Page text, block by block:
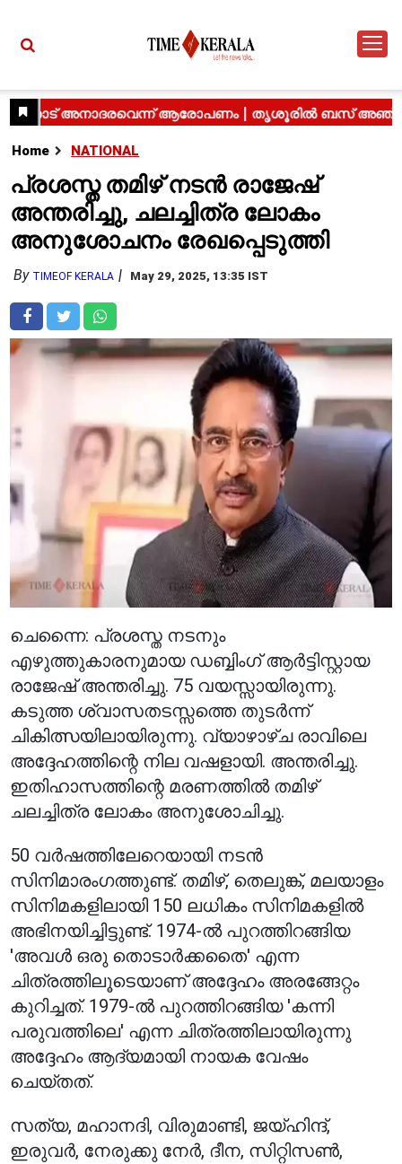
Home NATIONAL
പ്രശസ്ത തമിഴ് നടൻ രാജേഷ്
അന്തരിച്ചു, ചലച്ചിത്ര ലോകം
അനുശോചനം രേഖപ്പെടുത്തി
By TIMEOF KERALA May 29, 2025, 13:35 IST
ചെന്നൈ: പ്രശസ്ത നടനും
എഴുത്തുകാരനുമായ ഡബ്ബിംഗ് ആർട്ടിസ്റ്റായ
രാജേഷ് അന്തരിച്ചു. 75 വയസ്സായിരുന്നു.
കടുത്ത ശ്വാസതടസ്സത്തെ തുടർന്ന്
ചികിത്സയിലായിരുന്നു. വ്യാഴാഴ്ച രാവിലെ
അദ്ദേഹത്തിന്റെ നില വഷളായി. അന്തരിച്ചു.
ഇതിഹാസത്തിന്റെ മരണത്തിൽ തമിഴ്
ചലച്ചിത്ര ലോകം അനുശോചിച്ചു.
50 വർഷത്തിലേറെയായി നടൻ
സിനിമാരംഗത്തുണ്ട്. തമിഴ്, തെലുങ്ക്, മലയാളം
സിനിമകളിലായി 150 ലധികം സിനിമകളിൽ
അഭിനയിച്ചിട്ടുണ്ട്. 1974-ൽ പുറത്തിറങ്ങിയ
'അവൾ ഒരു തൊടാർക്കതൈ' എന്ന
ചിത്രത്തിലൂടെയാണ് അദ്ദേഹം അരങ്ങേറ്റം
കുറിച്ചത്. 1979-ൽ പുറത്തിറങ്ങിയ 'കന്നി
പരുവത്തിലെ' എന്ന ചിത്രത്തിലായിരുന്നു
അദ്ദേഹം ആദ്യമായി നായക വേഷം
ചെയ്തത്.
സത്യ, മഹാനദി, വിരുമാണ്ടി, ജയ്ഹിന്ദ്,
ഇരുവർ, നേരുക്കു നേർ, ദീന, സിറ്റിസൺ,